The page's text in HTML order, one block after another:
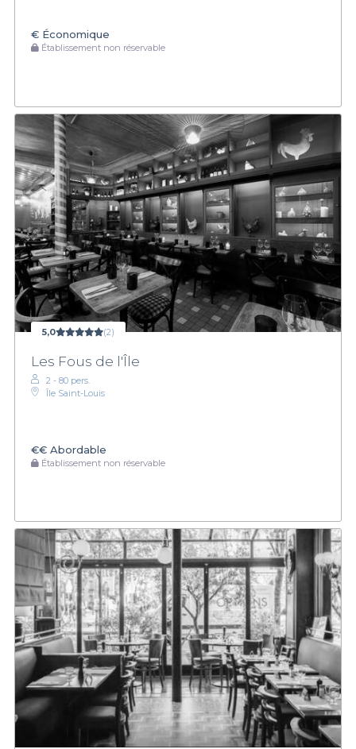
€ Économique
Établissement non réservable
5,0 (2)
Les Fous de l'Île
2 - 80 pers.
Île Saint-Louis
€€ Abordable
Établissement non réservable